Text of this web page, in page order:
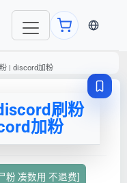
当前语
| discord加粉
刷粉
加粉
粉 凑数用 不退费]